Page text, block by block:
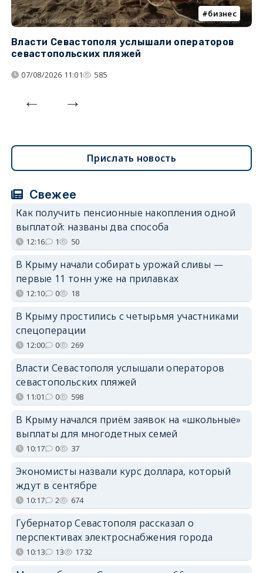
бизнес
Власти Севастополя услышали операторов
севастопольских пляжей
07/08/2026 11:01 585
Прислать новость
Свежее
Как получить пенсионные накопления одной
выплатой: названы два способа
12:16 1 50
В Крыму начали собирать урожай сливы —
первые 11 тонн уже на прилавках
12:10 0 18
В Крыму простились с четырьмя участниками
спецоперации
12:00 0 269
Власти Севастополя услышали операторов
севастопольских пляжей
11:01 0 598
В Крыму начался приём заявок на «школьные»
выплаты для многодетных семей
10:17 0 37
Экономисты назвали курс доллара, который
ждут в сентябре
10:17 2 674
Губернатор Севастополя рассказал о
перспективах электроснабжения города
10:13 13 1732